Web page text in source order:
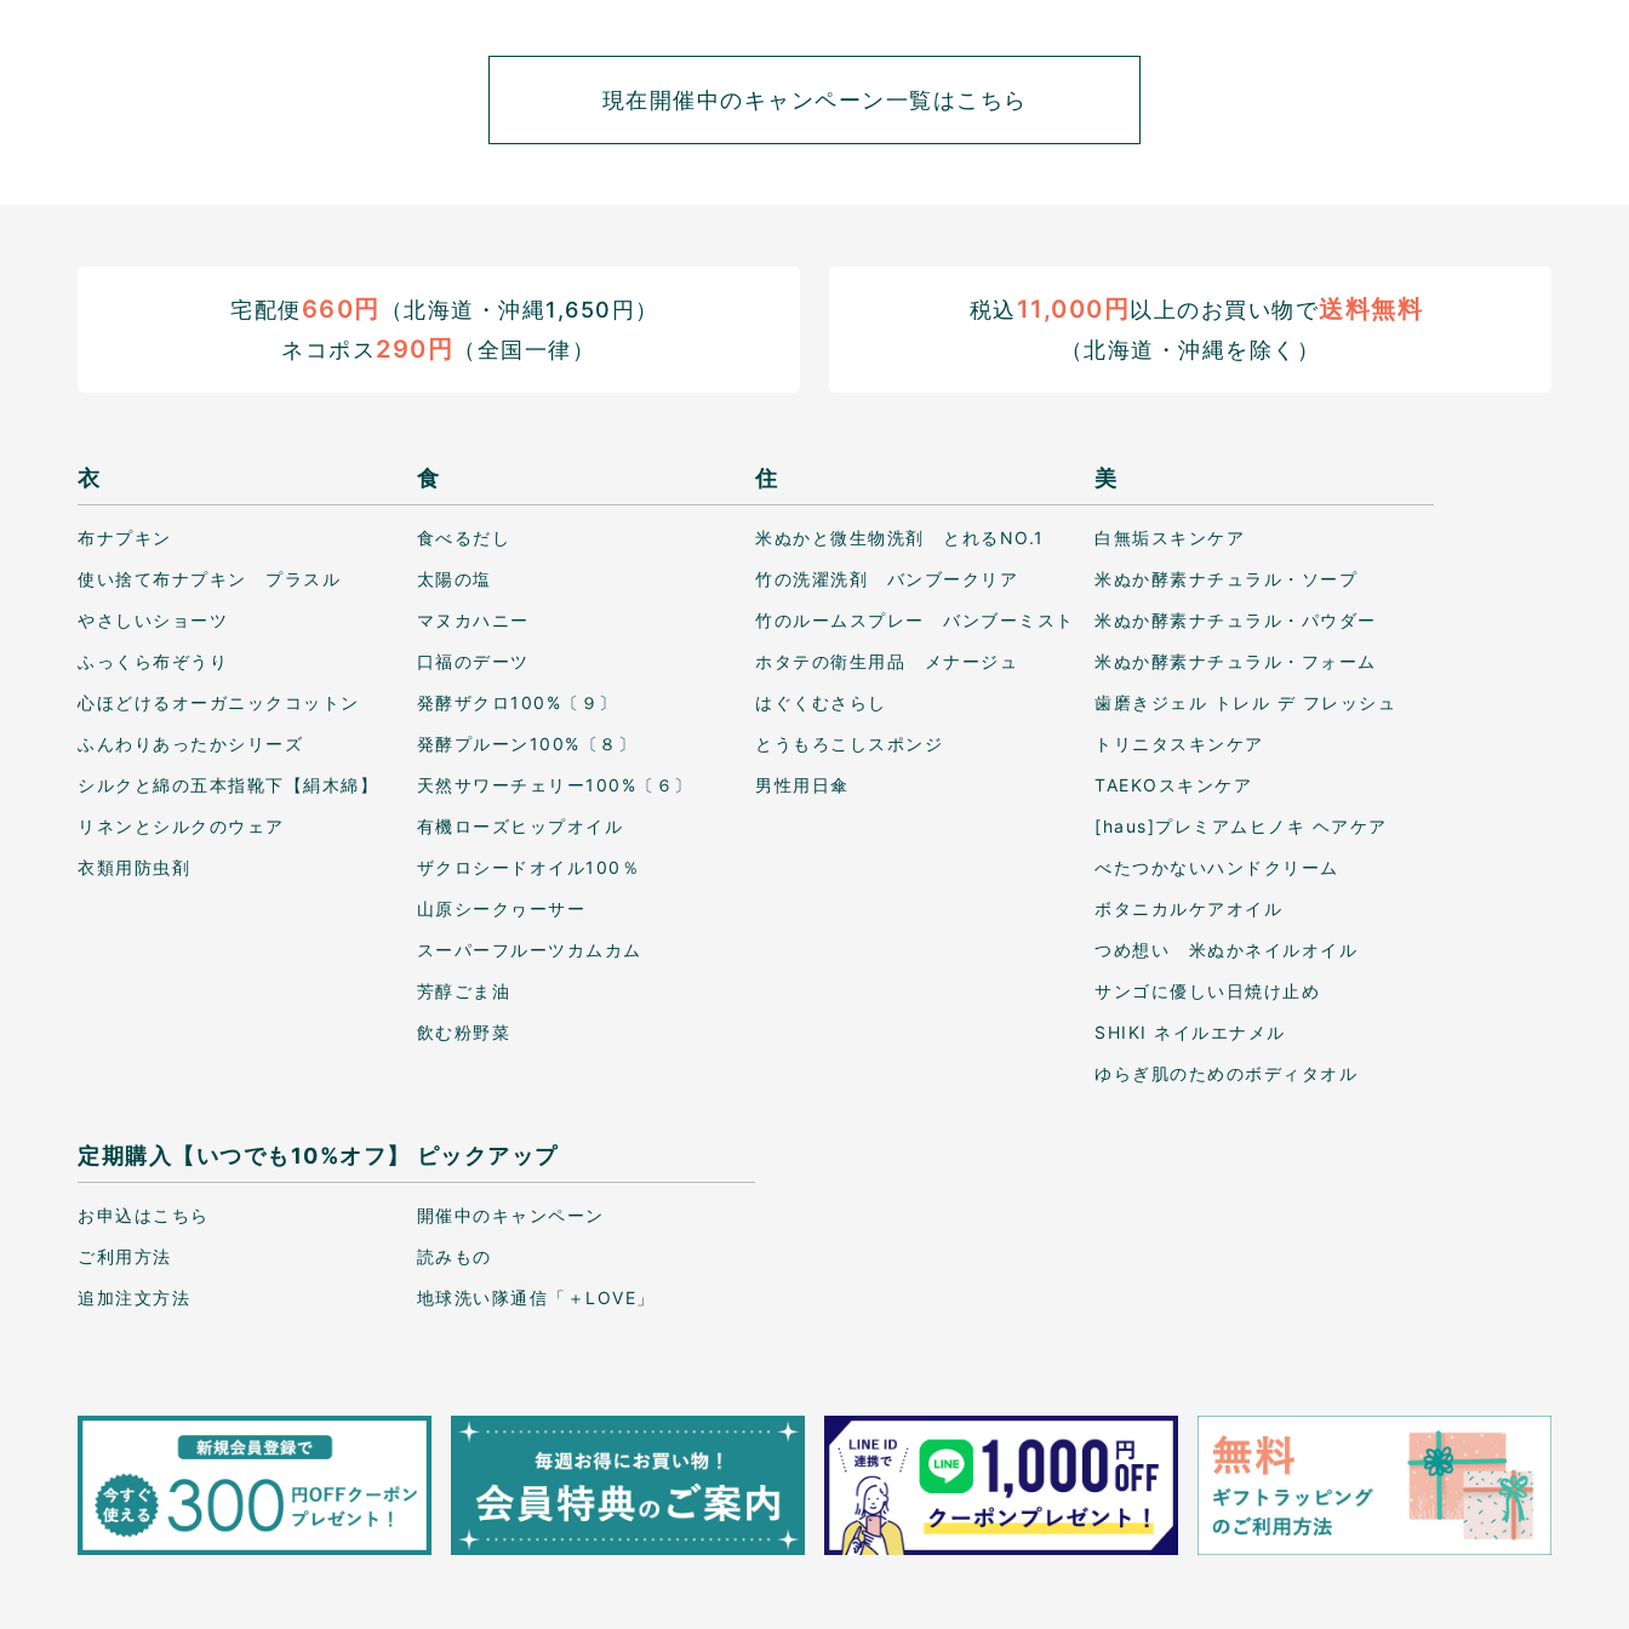
現在開催中のキャンペーン一覧はこちら
宅配便660円
（北海道・沖縄1,650円）
ネコポス 290円 （全国一律）
税込11,000円 以上のお買い物で送料無料
（北海道・沖縄を除く）
衣
布ナプキン
使い捨て布ナプキン プラスル
やさしいショーツ
ふっくら布ぞうり
心ほどけるオーガニックコットン
ふんわりあったかシリーズ
シルクと綿の五本指靴下【絹木綿】
リネンとシルクのウェア
衣類用防虫剤
食
食べるだし
太陽の塩
マヌカハニー
口福のデーツ
発酵ザクロ100%〔９〕
発酵プルーン100%〔８〕
天然サワーチェリー100%〔６〕
有機ローズヒップオイル
ザクロシードオイル100％
山原シークヮーサー
スーパーフルーツカムカム
芳醇ごま油
飲む粉野菜
住
米ぬかと微生物洗剤 とれるNO.1
竹の洗濯洗剤 バンブークリア
竹のルームスプレー バンブーミスト
ホタテの衛生用品 メナージュ
はぐくむさらし
とうもろこしスポンジ
男性用日傘
美
白無垢スキンケア
米ぬか酵素ナチュラル・ソープ
米ぬか酵素ナチュラル・パウダー
米ぬか酵素ナチュラル・フォーム
歯磨きジェル トレル デ フレッシュ
トリニタスキンケア
TAEKOスキンケア
[haus]プレミアムヒノキ ヘアケア
べたつかないハンドクリーム
ボタニカルケアオイル
つめ想い 米ぬかネイルオイル
サンゴに優しい日焼け止め
SHIKI ネイルエナメル
ゆらぎ肌のためのボディタオル
定期購入【いつでも10%オフ】
お申込はこちら
ご利用方法
追加注文方法
ピックアップ
開催中のキャンペーン
読みもの
地球洗い隊通信「＋LOVE」